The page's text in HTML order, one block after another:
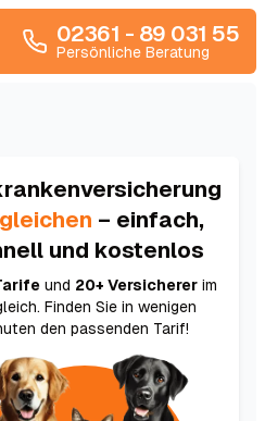
02361 - 89 031 55
Persönliche Beratung
– einfach,
und kostenlos
und 20+ Versichererim
Finden Sie in wenigen
den passenden Tarif!